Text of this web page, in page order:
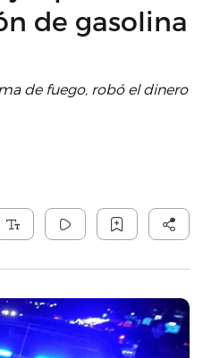
de gasolina
de fuego, robó el dinero